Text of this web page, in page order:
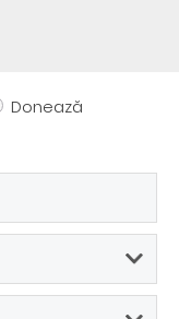
Donează